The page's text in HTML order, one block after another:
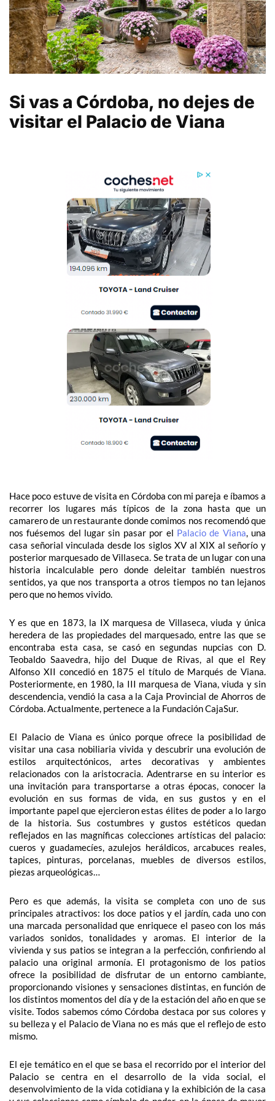
Si vas a Córdoba, no dejes de
visitar el Palacio de Viana
Hace poco estuve de visita en Córdoba con mi pareja e íbamos a
recorrer los lugares más típicos de la zona hasta que un
camarero de un restaurante donde comimos nos recomendó que
nos fuésemos del lugar sin pasar por el Palacio de Viana, una
casa señorial vinculada desde los siglos XV al XIX al señorío y
posterior marquesado de Villaseca. Se trata de un lugar con una
historia incalculable pero donde deleitar también nuestros
sentidos, ya que nos transporta a otros tiempos no tan lejanos
pero que no hemos vivido.
Y es que en 1873, la IX marquesa de Villaseca, viuda y única
heredera de las propiedades del marquesado, entre las que se
encontraba esta casa, se casó en segundas nupcias con D.
Teobaldo Saavedra, hijo del Duque de Rivas, al que el Rey
Alfonso XII concedió en 1875 el título de Marqués de Viana.
Posteriormente, en 1980, la III marquesa de Viana, viuda y sin
descendencia, vendió la casa a la Caja Provincial de Ahorros de
Córdoba. Actualmente, pertenece a la Fundación CajaSur.
El Palacio de Viana es único porque ofrece la posibilidad de
visitar una casa nobiliaria vivida y descubrir una evolución de
estilos arquitectónicos, artes decorativas y ambientes
relacionados con la aristocracia. Adentrarse en su interior es
una invitación para transportarse a otras épocas, conocer la
evolución en sus formas de vida, en sus gustos y en el
importante papel que ejercieron estas élites de poder a lo largo
de la historia. Sus costumbres y gustos estéticos quedan
reflejados en las magníficas colecciones artísticas del palacio:
cueros y guadamecíes, azulejos heráldicos, arcabuces reales,
tapices, pinturas, porcelanas, muebles de diversos estilos,
piezas arqueológicas…
Pero es que además, la visita se completa con uno de sus
principales atractivos: los doce patios y el jardín, cada uno con
una marcada personalidad que enriquece el paseo con los más
variados sonidos, tonalidades y aromas. El interior de la
vivienda y sus patios se integran a la perfección, confiriendo al
palacio una original armonía. El protagonismo de los patios
ofrece la posibilidad de disfrutar de un entorno cambiante,
proporcionando visiones y sensaciones distintas, en función de
los distintos momentos del día y de la estación del año en que se
visite. Todos sabemos cómo Córdoba destaca por sus colores y
su belleza y el Palacio de Viana no es más que el reflejo de esto
mismo.
El eje temático en el que se basa el recorrido por el interior del
Palacio se centra en el desarrollo de la vida social, el
desenvolvimiento de la vida cotidiana y la exhibición de la casa